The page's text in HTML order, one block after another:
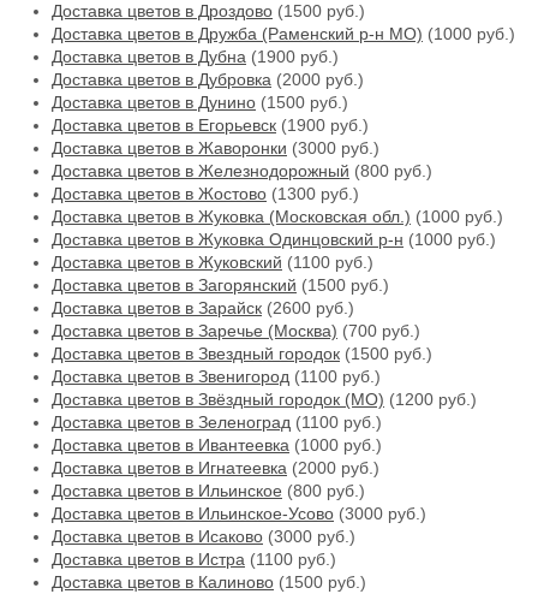
Доставка цветов в Дроздово (1500 руб.)
Доставка цветов в Дружба (Раменский р-н МО) (1000 руб.)
Доставка цветов в Дубна (1900 руб.)
Доставка цветов в Дубровка (2000 руб.)
Доставка цветов в Дунино (1500 руб.)
Доставка цветов в Егорьевск (1900 руб.)
Доставка цветов в Жаворонки (3000 руб.)
Доставка цветов в Железнодорожный (800 руб.)
Доставка цветов в Жостово (1300 руб.)
Доставка цветов в Жуковка (Московская обл.) (1000 руб.)
Доставка цветов в Жуковка Одинцовский р-н (1000 руб.)
Доставка цветов в Жуковский (1100 руб.)
Доставка цветов в Загорянский (1500 руб.)
Доставка цветов в Зарайск (2600 руб.)
Доставка цветов в Заречье (Москва) (700 руб.)
Доставка цветов в Звездный городок (1500 руб.)
Доставка цветов в Звенигород (1100 руб.)
Доставка цветов в Звёздный городок (МО) (1200 руб.)
Доставка цветов в Зеленоград (1100 руб.)
Доставка цветов в Ивантеевка (1000 руб.)
Доставка цветов в Игнатеевка (2000 руб.)
Доставка цветов в Ильинское (800 руб.)
Доставка цветов в Ильинское-Усово (3000 руб.)
Доставка цветов в Исаково (3000 руб.)
Доставка цветов в Истра (1100 руб.)
Доставка цветов в Калиново (1500 руб.)